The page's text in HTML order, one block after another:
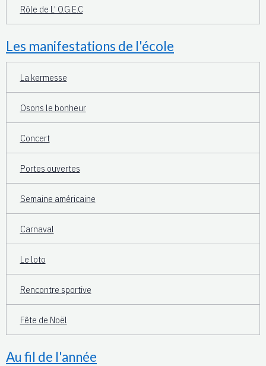
Rôle de L' O.G.E.C
Les manifestations de l'école
La kermesse
Osons le bonheur
Concert
Portes ouvertes
Semaine américaine
Carnaval
Le loto
Rencontre sportive
Fête de Noël
Au fil de l'année